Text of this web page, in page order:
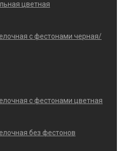
цветная
с фестонами черная/
с фестонами цветная
без фестонов